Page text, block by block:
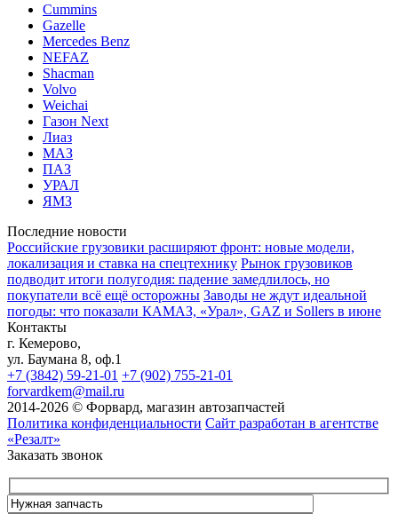
Cummins
Gazelle
Mercedes Benz
NEFAZ
Shacman
Volvo
Weichai
Газон Next
Лиаз
МАЗ
ПАЗ
УРАЛ
ЯМЗ
Последние новости
Российские грузовики расширяют фронт: новые модели,
локализация и ставка на спецтехнику Рынок грузовиков
подводит итоги полугодия: падение замедлилось, но
покупатели всё ещё осторожны Заводы не ждут идеальной
погоды: что показали КАМАЗ, «Урал», GAZ и Sollers в июне
Контакты
г. Кемерово,
ул. Баумана 8, оф.1
+7 (3842) 59-21-01 +7 (902) 755-21-01
forvardkem@mail.ru
2014-2026 © Форвард, магазин автозапчастей
Политика конфиденциальности Сайт разработан в агентстве
«Резалт»
Заказать звонок